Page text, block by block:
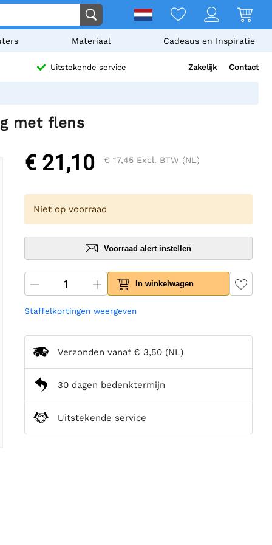
Materiaal Cadeaus en Inspiratie
Uitstekende service Zakelijk Contact
met flens
€ 21,10 € 17,45 Excl. BTW (NL)
Niet op voorraad
Voorraad alert instellen
In winkelwagen
Staffelkortingen weergeven
Verzonden vanaf € 3,50 (NL)
30 dagen bedenktermijn
Uitstekende service